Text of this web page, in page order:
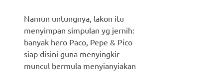
Namun untungnya, lakon itu
menyimpan simpulan yg jernih:
banyak hero Paco, Pepe & Pico
siap disini guna menyingkir
muncul bermula menyianyiakan